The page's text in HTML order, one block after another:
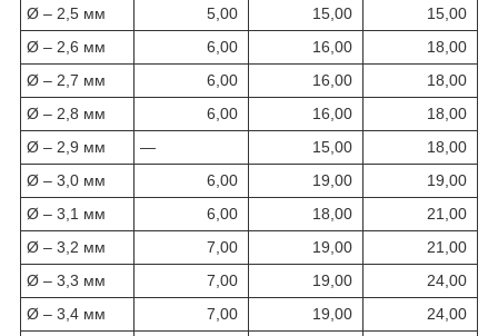
Ø – 2,5 мм
5,00 15,00
15,00
Ø – 2,6 мм
6,00 16,00
18,00
Ø – 2,7 мм
6,00 16,00
18,00
Ø – 2,8 мм
6,00 16,00
18,00
Ø – 2,9 мм
— 15,00
18,00
Ø – 3,0 мм
6,00 19,00
19,00
Ø – 3,1 мм
6,00 18,00
21,00
Ø – 3,2 мм
7,00 19,00
21,00
Ø – 3,3 мм
7,00 19,00
24,00
Ø – 3,4 мм
7,00 19,00
24,00